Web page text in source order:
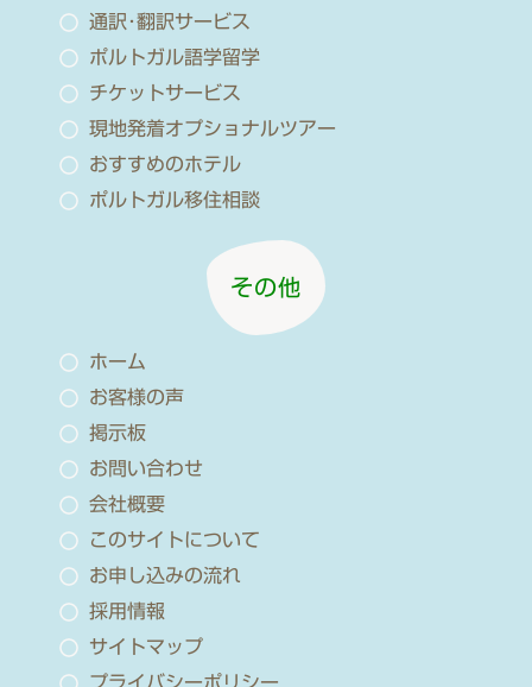
通訳･翻訳サービス
ポルトガル語学留学
チケットサービス
現地発着オプショナルツアー
おすすめのホテル
ポルトガル移住相談
その他
ホーム
お客様の声
掲示板
お問い合わせ
会社概要
このサイトについて
お申し込みの流れ
採用情報
サイトマップ
プライバシーポリシー